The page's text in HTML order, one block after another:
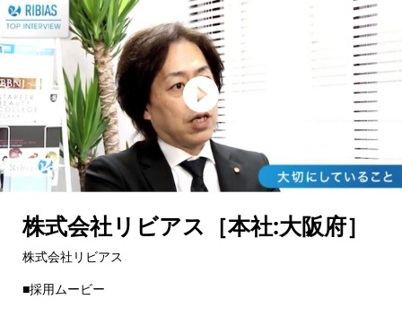
株式会社リビアス［本社:大阪府］
株式会社リビアス
■採用ムービー